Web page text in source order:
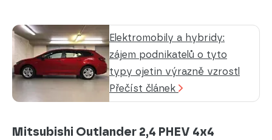
Elektromobily a hybridy:
zájem podnikatelů o tyto
typy ojetin výrazně vzrostl
Přečíst článek
Mitsubishi Outlander 2,4 PHEV 4x4